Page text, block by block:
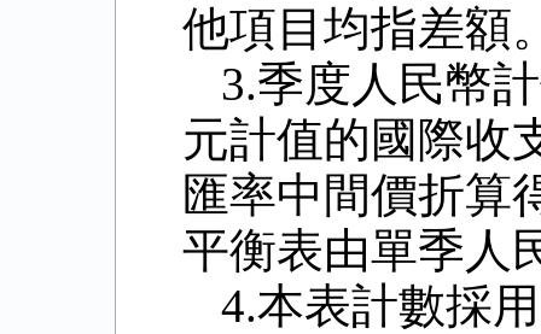
他項目均指差額
3.季度人民幣
元計值的國際收
匯率中間價折算
平衡表由單季人
4.本表計數採